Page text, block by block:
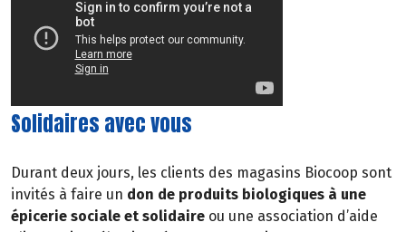
Solidaires avec vous
Durant deux jours, les clients des magasins Biocoop sont
invités à faire un don de produits biologiques à une
épicerie sociale et solidaire ou une association d’aide